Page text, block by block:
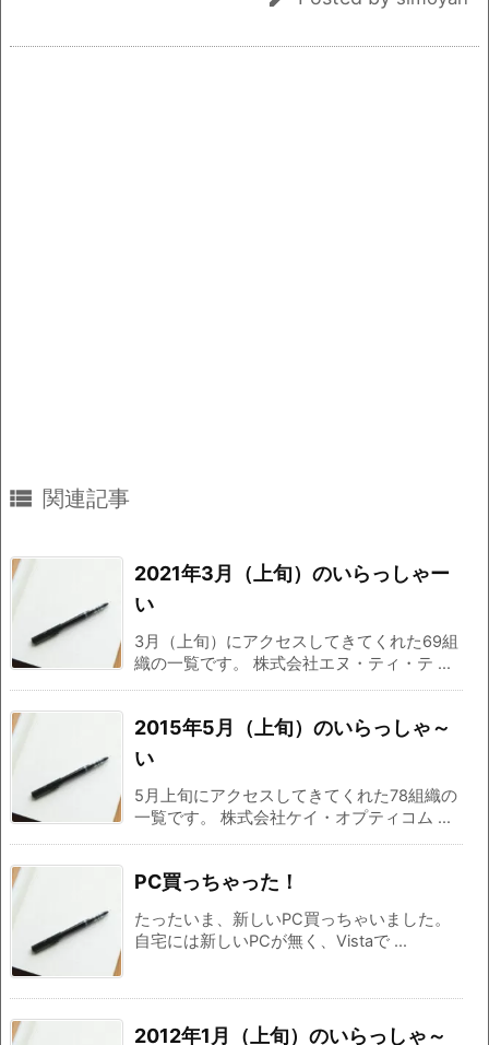
 関連記事
2021年3月（上旬）のいらっしゃー
い
3月（上旬）にアクセスしてきてくれた69組
織の一覧です。 株式会社エヌ・ティ・テ ...
2015年5月（上旬）のいらっしゃ～
い
5月上旬にアクセスしてきてくれた78組織の
一覧です。 株式会社ケイ・オプティコム ...
PC買っちゃった！
たったいま、新しいPC買っちゃいました。
自宅には新しいPCが無く、Vistaで ...
2012年1月（上旬）のいらっしゃ～